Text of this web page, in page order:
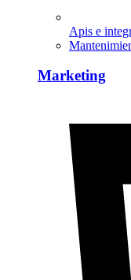
Apis e
Marketing